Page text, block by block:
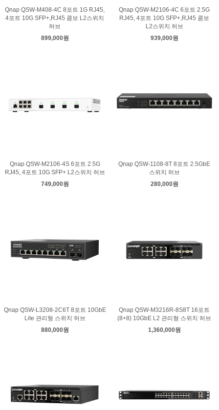
Qnap QSW-M408-4C 8포트 1G RJ45,
4포트 10G SFP+,RJ45 콤보 L2스위치
허브
899,000원
Qnap QSW-M2106-4C 6포트 2.5G
RJ45, 4포트 10G SFP+,RJ45 콤보
L2스위치 허브
939,000원
Qnap QSW-M2106-4S 6포트 2.5G
RJ45, 4포트 10G SFP+ L2스위치 허브
749,000원
Qnap QSW-1108-8T 8포트 2.5GbE
스위치 허브
280,000원
Qnap QSW-L3208-2C6T 8포트 10GbE
Lite 관리형 스위치 허브
880,000원
Qnap QSW-M3216R-8S8T 16포트
(8+8) 10GbE L2 관리형 스위치 허브
1,360,000원